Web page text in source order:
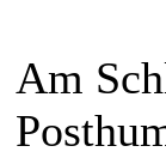
Am